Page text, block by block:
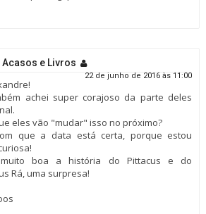
Acasos e Livros
22 de junho de 2016 às 11:00
achei super corajoso da parte deles
eles vão "mudar" isso no próximo?
que a data está certa, porque estou
muito boa a história do Pittacus e do
Rá, uma surpresa!